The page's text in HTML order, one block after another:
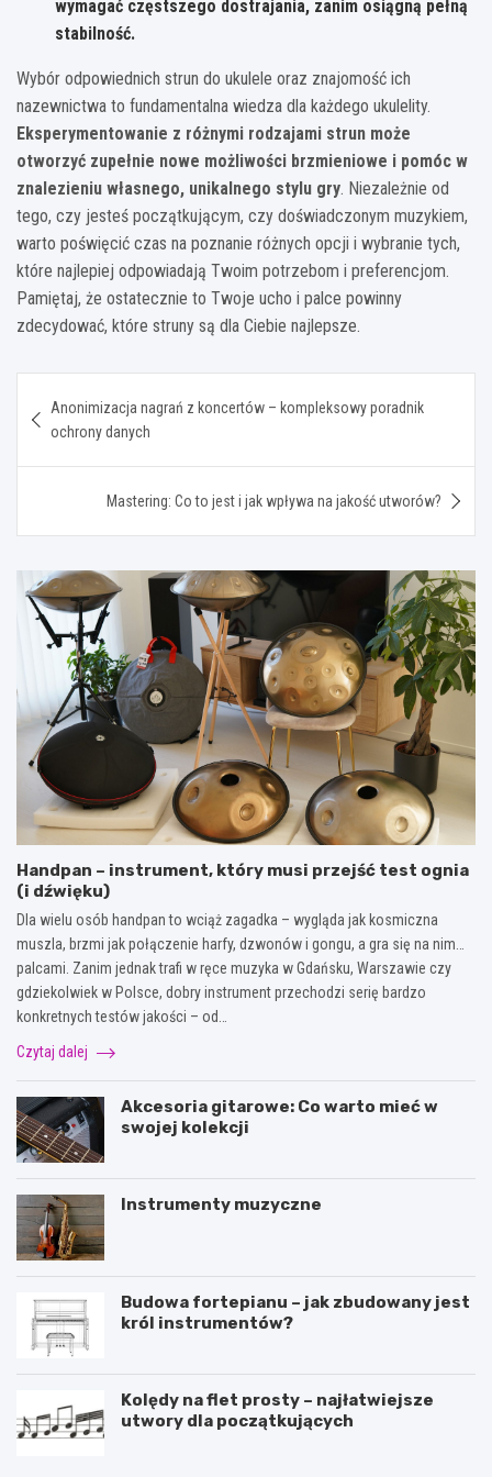
wymagać częstszego dostrajania, zanim osiągną pełną
stabilność.
Wybór odpowiednich strun do ukulele oraz znajomość ich
nazewnictwa to fundamentalna wiedza dla każdego ukulelity.
Eksperymentowanie z różnymi rodzajami strun może
otworzyć zupełnie nowe możliwości brzmieniowe i pomóc w
znalezieniu własnego, unikalnego stylu gry. Niezależnie od
tego, czy jesteś początkującym, czy doświadczonym muzykiem,
warto poświęcić czas na poznanie różnych opcji i wybranie tych,
które najlepiej odpowiadają Twoim potrzebom i preferencjom.
Pamiętaj, że ostatecznie to Twoje ucho i palce powinny
zdecydować, które struny są dla Ciebie najlepsze.
wpisu
Anonimizacja nagrań z koncertów – kompleksowy poradnik
ochrony danych
Mastering: Co to jest i jak wpływa na jakość utworów?
Handpan – instrument, który musi przejść test ognia
(i dźwięku)
Dla wielu osób handpan to wciąż zagadka – wygląda jak kosmiczna
muszla, brzmi jak połączenie harfy, dzwonów i gongu, a gra się na nim…
palcami. Zanim jednak trafi w ręce muzyka w Gdańsku, Warszawie czy
gdziekolwiek w Polsce, dobry instrument przechodzi serię bardzo
konkretnych testów jakości – od…
Czytaj dalej
Akcesoria gitarowe: Co warto mieć w
swojej kolekcji
Instrumenty muzyczne
Budowa fortepianu – jak zbudowany jest
król instrumentów?
Kolędy na flet prosty – najłatwiejsze
utwory dla początkujących